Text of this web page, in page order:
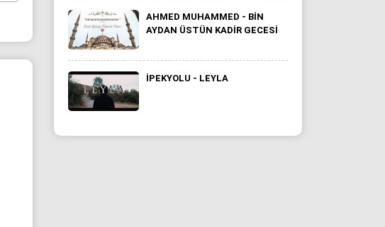
AHMED MUHAMMED - BIN
AYDAN ÜSTÜN KADIR GECESI
İPEKYOLU - LEYLA